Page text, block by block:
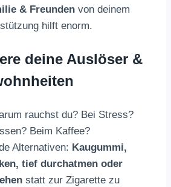
& Freunden von deinem
hilft enorm.
deine Auslöser &
rauchst du? Bei Stress?
Beim Kaffee?
Alternativen: Kaugummi,
tief durchatmen oder
statt zur Zigarette zu